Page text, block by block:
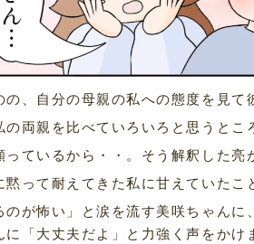
、自分の母親の私への態度を見
両親を比べていろいろと思うと
っているから・・。そう解釈した
黙って耐えてきた私に甘えていた
が怖い」と涙を流す美咲ちゃんに
「大丈夫だよ」と力強く声をか